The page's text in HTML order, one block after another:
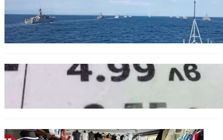
Нов минен ловец за българския флот
пристига до края на годината
БЪЛГАРИЯ
Левът изчезва от етикетите: Търговците
БЪЛГАРИЯ